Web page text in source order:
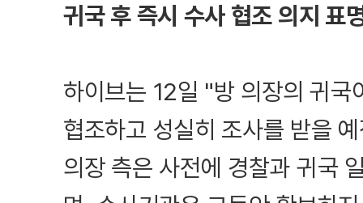
귀국 후 즉시 수사 협조 의지 표
하이브는 12일 "방 의장의 귀
협조하고 성실히 조사를 받을
의장 측은 사전에 경찰과 귀국